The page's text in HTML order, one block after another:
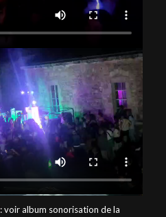
: voir album sonorisation de la